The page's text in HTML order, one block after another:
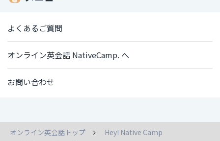
よくあるご質問
オンライン英会話 NativeCamp. へ
お問い合わせ
オンライン英会話トップ
Hey! Native Camp